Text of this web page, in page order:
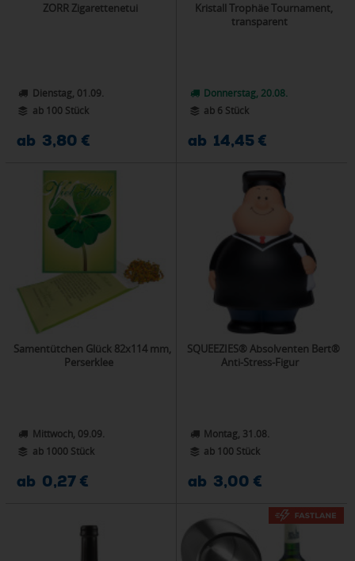
ZORR Zigarettenetui
Dienstag, 01.09.
ab 100 Stück
ab 3,80 €
Kristall Trophäe Tournament,
transparent
Donnerstag, 20.08.
ab 6 Stück
ab 14,45 €
Samentütchen Glück 82x114 mm,
Perserklee
Mittwoch, 09.09.
ab 1000 Stück
ab 0,27 €
SQUEEZIES® Absolventen Bert®
Anti-Stress-Figur
Montag, 31.08.
ab 100 Stück
ab 3,00 €